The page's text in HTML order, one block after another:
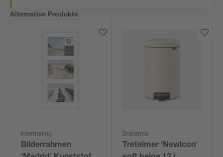
Alternative Produkte
Intertrading
Bilderrahmen
Brabantia
Treteimer 'Newlcon'